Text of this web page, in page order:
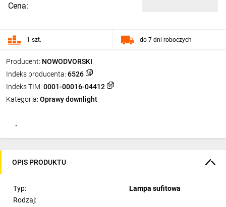
Producent: NOWODVORSKI
Indeks producenta: 6526
Indeks TIM: 0001-00016-04412
Kategoria: Oprawy downlight
Cena:
1 szt. do 7 dni roboczych
OPIS PRODUKTU
Typ:
Lampa sufitowa
Rodzaj: